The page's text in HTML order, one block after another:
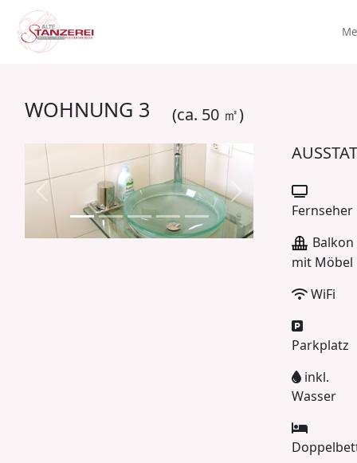
WOHNUNG 3 (ca. 50 ㎡)
Vorherig Nächste
Fernseher
Balkon
mit Möbel
WiFi
Parkplatz
inkl.
Wasser